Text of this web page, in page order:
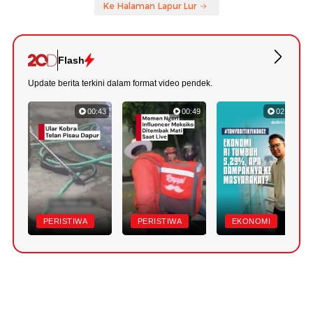
Ke Halaman Lapur Lur
Flash
Update berita terkini dalam format video pendek.
00:43
PERISTIWA
00:49
PERISTIWA
02:52
EKONOMI